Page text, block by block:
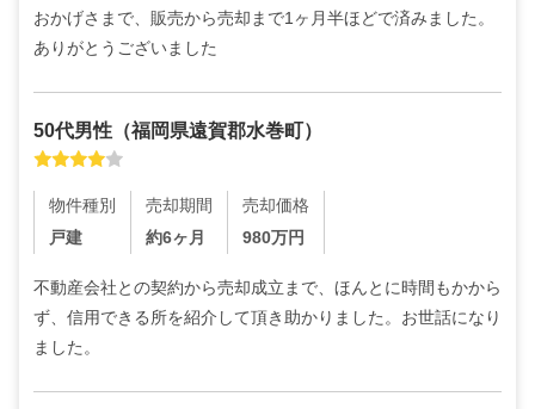
おかげさまで、販売から売却まで1ヶ月半ほどで済みました。
ありがとうございました
50代男性 （福岡県遠賀郡水巻町）
物件種別
戸建
売却期間
約6ヶ月
売却価格
980万円
不動産会社との契約から売却成立まで、ほんとに時間もかから
ず、信用できる所を紹介して頂き助かりました。お世話になり
ました。